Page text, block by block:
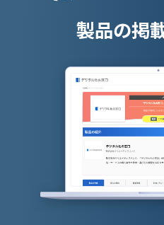
オリジナルコンテンツ作成
インジェクション攻撃防御
タレントパレ
ニング
製品の掲